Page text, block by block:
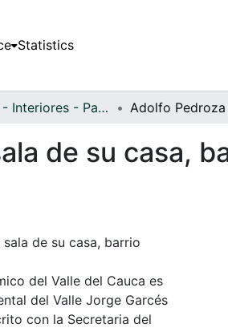
Statistics
APFFVC - Interiores - Patrimonial
de su casa,
de su casa, barrio
del Valle del Cauca es
del Valle Jorge Garcés
con la Secretaria del